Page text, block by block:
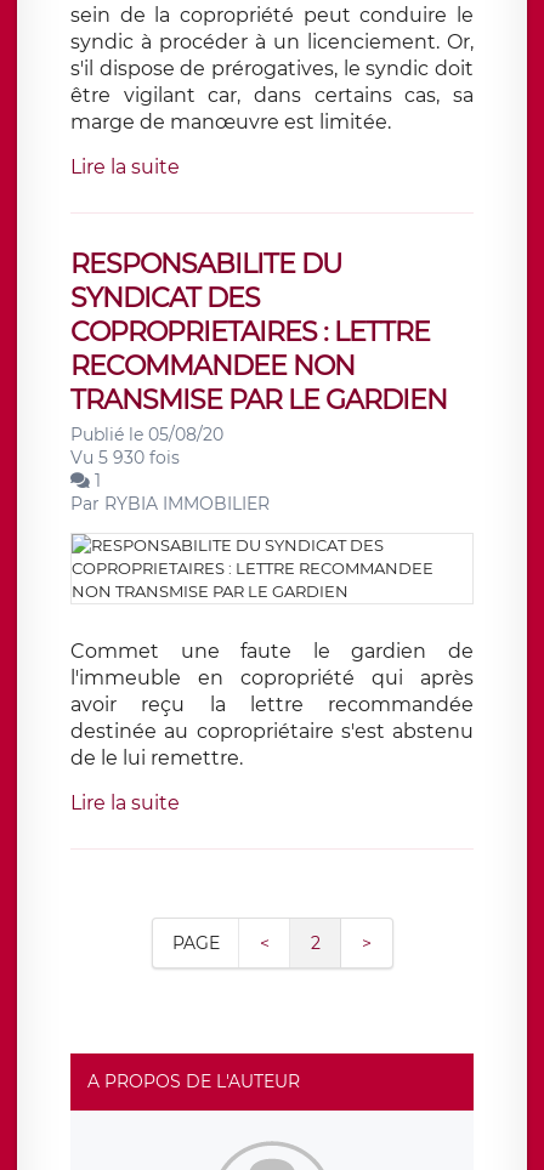
sein de la copropriété peut conduire le
syndic à procéder à un licenciement. Or,
s'il dispose de prérogatives, le syndic doit
être vigilant car, dans certains cas, sa
marge de manœuvre est limitée.
Lire la suite
RESPONSABILITE DU
SYNDICAT DES
COPROPRIETAIRES : LETTRE
RECOMMANDEE NON
TRANSMISE PAR LE GARDIEN
Publié le 05/08/20
Vu 5 930 fois
1
Par RYBIA IMMOBILIER
Commet une faute le gardien de
l'immeuble en copropriété qui après
avoir reçu la lettre recommandée
destinée au copropriétaire s'est abstenu
de le lui remettre.
Lire la suite
PAGE < 2 >
A PROPOS DE L'AUTEUR